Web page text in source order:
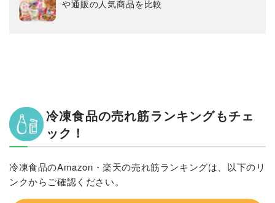
や通販の人気商品を比較
冷凍食品の売れ筋ランキングもチェ
ック！
冷凍食品のAmazon・楽天の売れ筋ランキングは、以下のリ
ンクからご確認ください。